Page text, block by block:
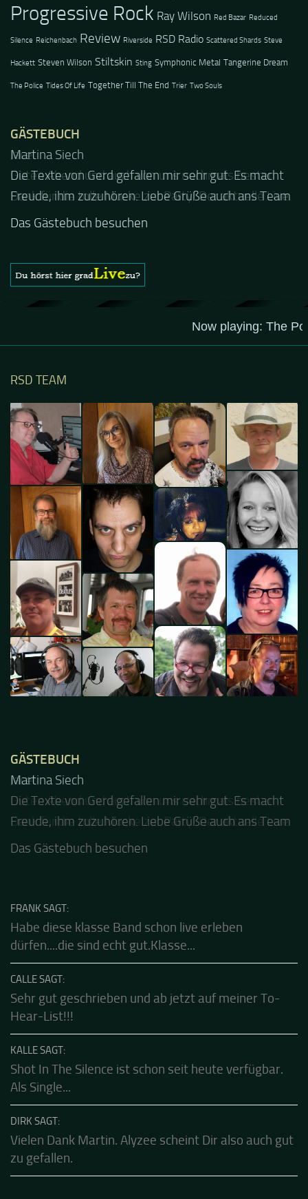
Progressive Rock Ray Wilson Red Bazar Reduced
Silence Reichenbach Review Riverside RSD Radio Scattered Shards Steve
Hackett Steven Wilson Stiltskin Sting Symphonic Metal Tangerine Dream
The Police Tides Of Life Together Till The End Trier Two Souls
GÄSTEBUCH
Jacel
Guten Abend und auch von uns nochmals besten
Dank für die tolle Mucke zur Party! Der aktuelle Live
Stream ist eine schöne Zusammenfassung - Merci...
GÄSTEBUCH
Jacel
Guten Abend und auch von uns nochmals besten
FRANK SAGT:
Habe diese klasse Band schon live erleben
dürfen....die sind echt gut.Klasse...
CALLE SAGT:
Sehr gut geschrieben und ab jetzt auf meiner To-
Hear-List!!!
KALLE SAGT:
Shot In The Silence ist schon seit heute verfügbar.
Als Single...
DIRK SAGT:
Vielen Dank Martin. Alyzee scheint Dir also auch gut